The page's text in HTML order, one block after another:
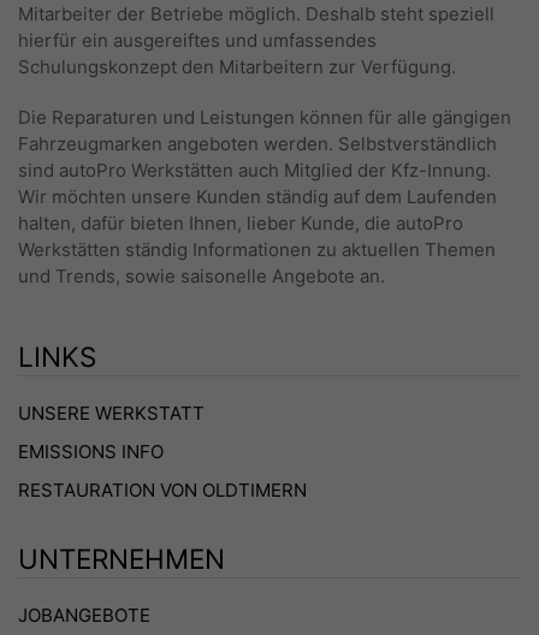
Mitarbeiter der Betriebe möglich. Deshalb steht speziell
hierfür ein ausgereiftes und umfassendes
Schulungskonzept den Mitarbeitern zur Verfügung.
Die Reparaturen und Leistungen können für alle gängigen
Fahrzeugmarken angeboten werden. Selbstverständlich
sind autoPro Werkstätten auch Mitglied der Kfz-Innung.
Wir möchten unsere Kunden ständig auf dem Laufenden
halten, dafür bieten Ihnen, lieber Kunde, die autoPro
Werkstätten ständig Informationen zu aktuellen Themen
und Trends, sowie saisonelle Angebote an.
LINKS
UNSERE WERKSTATT
EMISSIONS INFO
RESTAURATION VON OLDTIMERN
UNTERNEHMEN
JOBANGEBOTE